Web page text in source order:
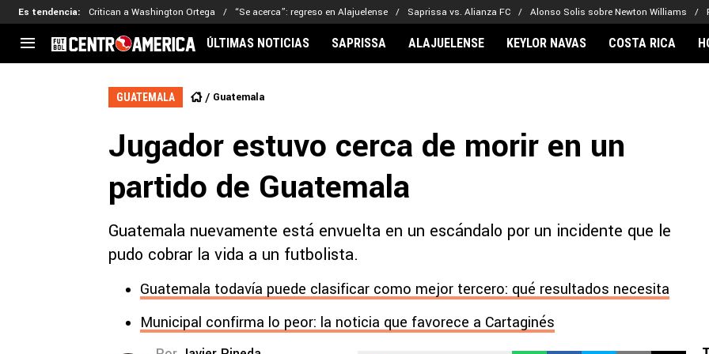
Es tendencia: Critican a Washington Ortega “Se acerca”: regreso en Alajuelense Saprissa vs. Alianza FC Alonso Solis sobre Newton Williams
CENTROAMÉRICA
CONCACAF
Liga de Naciones
Copa de Campeones
MLS
Kervin Arriaga
Nathaniel Méndez-Laing
Alajuelense
Olimpia
ÚLTIMAS NOTICIAS SAPRISSA ALAJUELENSE KEYLOR NAVAS COSTA RICA
GUATEMALA Guatemala
Jugador estuvo cerca de morir en un
partido de Guatemala
Guatemala nuevamente está envuelta en un escándalo por un incidente que le
pudo cobrar la vida a un futbolista.
Guatemala todavía puede clasificar como mejor tercero: qué resultados necesita
Municipal confirma lo peor: la noticia que favorece a Cartaginés